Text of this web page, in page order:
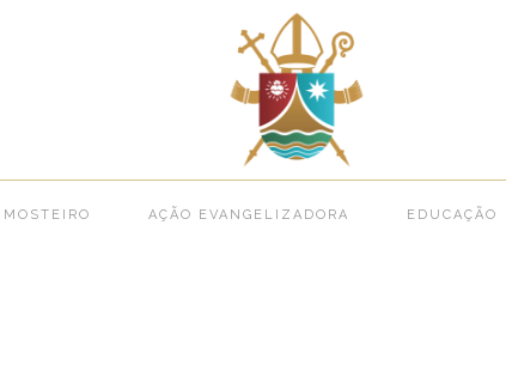
MOSTEIRO AÇÃO EVANGELIZADORA EDUCAÇÃO